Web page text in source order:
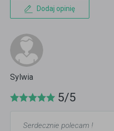
Dodaj opinię
Sylwia
5/5
Serdecznie polecam !